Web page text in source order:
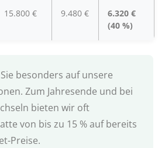
15.800 € 9.480 €
6.320 €
(40 %)
besonders auf unsere
Zum Jahresende und bei
bieten wir oft
von bis zu 15 % auf bereits
Preise.